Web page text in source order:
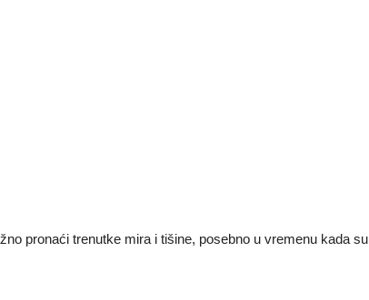
pronaći trenutke mira i tišine, posebno u vremenu kada su